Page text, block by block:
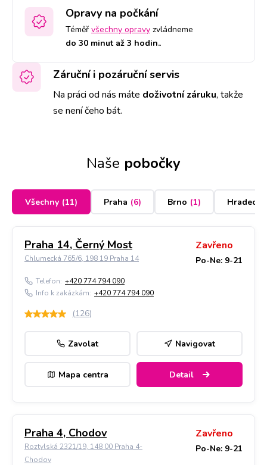
Opravy na počkání
Téměř všechny opravy zvládneme
do 30 minut až 3 hodin..
Záruční i pozáruční servis
Na práci od nás máte doživotní záruku, takže
se není čeho bát.
Naše pobočky
Všechny (11) Praha (6) Brno (1) Hradec
Praha 14, Černý Most
Chlumecká 765/6, 198 19 Praha 14
Zavřeno
Po-Ne: 9-21
Telefon: +420 774 794 090
Info k zakázkám: +420 774 794 090
(126)
Zavolat Navigovat
Mapa centra Detail
Praha 4, Chodov
Roztylská 2321/19, 148 00 Praha 4-
Chodov
Zavřeno
Po-Ne: 9-21